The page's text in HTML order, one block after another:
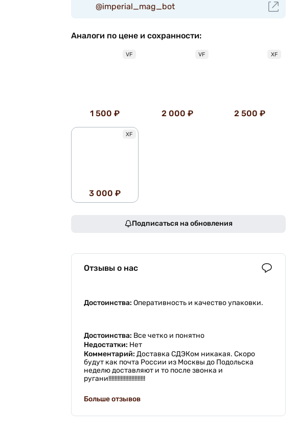
@imperial_mag_bot
Аналоги по цене и сохранности:
VF
1 500 ₽
VF
2 000 ₽
XF
2 500 ₽
XF
3 000 ₽
Подписаться на обновления
Отзывы о нас
Достоинства: Оперативность и качество упаковки.
Достоинства: Все четко и понятно
Недостатки: Нет
Комментарий: Доставка СДЭКом никакая. Скоро
будут как почта России из Москвы до Подольска
неделю доставляют и то после звонка и
ругани!!!!!!!!!!!!!!!!!!!!!!!!
Больше отзывов